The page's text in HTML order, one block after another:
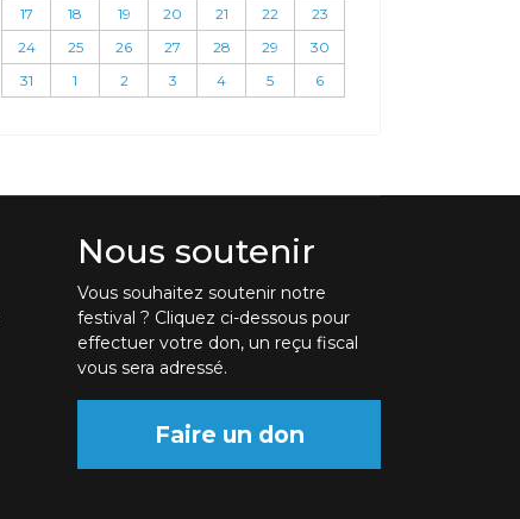
17
18 19 20 21 22
23
24
25 26 27 28 29
30
31
1 2 3 4 5 6
Nous soutenir
Vous souhaitez soutenir notre
festival ? Cliquez ci-dessous pour
effectuer votre don, un reçu fiscal
vous sera adressé.
Faire un don